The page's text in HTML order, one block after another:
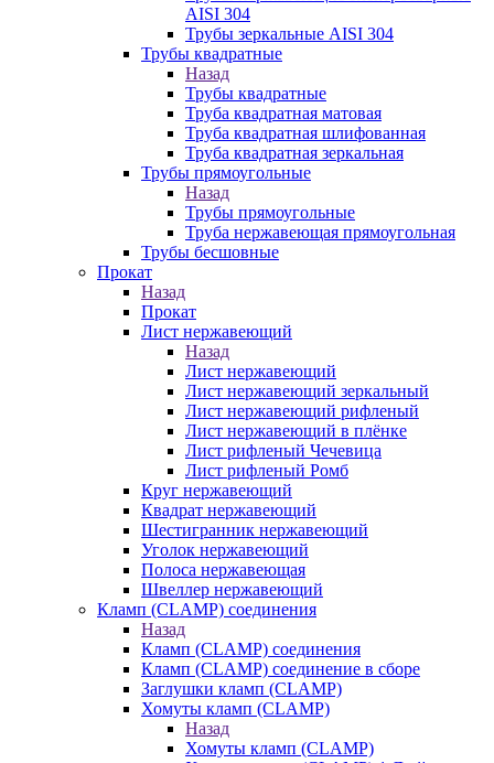
AISI 304
Трубы зеркальные AISI 304
Трубы квадратные
Назад
Трубы квадратные
Труба квадратная матовая
Труба квадратная шлифованная
Труба квадратная зеркальная
Трубы прямоугольные
Назад
Трубы прямоугольные
Труба нержавеющая прямоугольная
Трубы бесшовные
Прокат
Назад
Прокат
Лист нержавеющий
Назад
Лист нержавеющий
Лист нержавеющий зеркальный
Лист нержавеющий рифленый
Лист нержавеющий в плёнке
Лист рифленый Чечевица
Лист рифленый Ромб
Круг нержавеющий
Квадрат нержавеющий
Шестигранник нержавеющий
Уголок нержавеющий
Полоса нержавеющая
Швеллер нержавеющий
Кламп (CLAMP) соединения
Назад
Кламп (CLAMP) соединения
Кламп (CLAMP) соединение в сборе
Заглушки кламп (CLAMP)
Хомуты кламп (CLAMP)
Назад
Хомуты кламп (CLAMP)